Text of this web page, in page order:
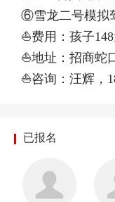
⑥雪龙二号模拟
⛵费用：孩子
⛵地址：招商蛇
⛵咨询：汪辉，
已报名